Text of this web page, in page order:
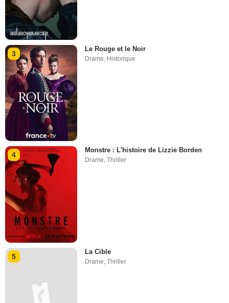
3
Le Rouge et le Noir
Drame, Historique
4
Monstre : L'histoire de Lizzie Borden
Drame,Thriller
5
La Cible
Drame ,Thriller